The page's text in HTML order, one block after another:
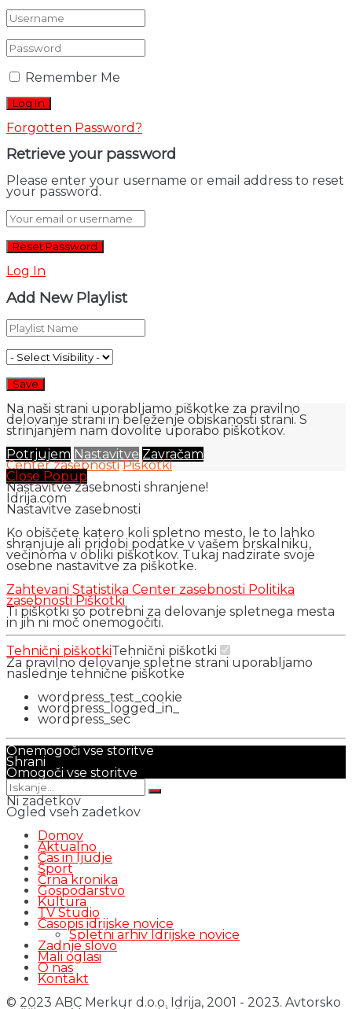
Remember Me
Forgotten Password?
Retrieve your password
Please enter your username or email address to reset
your password.
Log In
Add New Playlist
Na naši strani uporabljamo piškotke za pravilno
delovanje strani in beleženje obiskanosti strani. S
strinjanjem nam dovolite uporabo piškotkov.
Potrjujem Nastavitve Zavračam
Center zasebnosti Piškotki
Close Popup
Nastavitve zasebnosti shranjene!
Idrija.com
Nastavitve zasebnosti
Ko obiščete katero koli spletno mesto, le to lahko
shranjuje ali pridobi podatke v vašem brskalniku,
večinoma v obliki piškotkov. Tukaj nadzirate svoje
osebne nastavitve za piškotke.
Zahtevani Statistika Center zasebnosti Politika
zasebnostiPiškotki
Ti piškotki so potrebni za delovanje spletnega mesta
in jih ni moč onemogočiti.
Tehnični piškotkiTehnični piškotki
Za pravilno delovanje spletne strani uporabljamo
naslednje tehnične piškotke
wordpress_test_cookie
wordpress_logged_in_
wordpress_sec
Onemogoči vse storitve
Shrani
Omogoči vse storitve
Ni zadetkov
Ogled vseh zadetkov
Domov
Aktualno
Čas in ljudje
Šport
Črna kronika
Gospodarstvo
Kultura
TV Studio
Časopis idrijske novice
Spletni arhiv Idrijske novice
Zadnje slovo
Mali oglasi
O nas
Kontakt
© 2023 ABC Merkur d.o.o. Idrija, 2001 - 2023. Avtorsko